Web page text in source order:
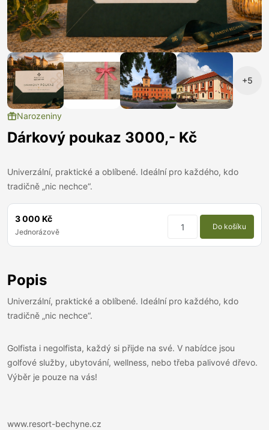
+5
Narozeniny
Dárkový poukaz 3000,- Kč
Univerzální, praktické a oblíbené. Ideální pro každého, kdo
tradičně „nic nechce“.
3 000 Kč
Jednorázově
Do košíku
Popis
Univerzální, praktické a oblíbené. Ideální pro každého, kdo
tradičně „nic nechce“.
Golfista i negolfista, každý si přijde na své. V nabídce jsou
golfové služby, ubytování, wellness, nebo třeba palivové dřevo.
Výběr je pouze na vás!
www.resort-bechyne.cz